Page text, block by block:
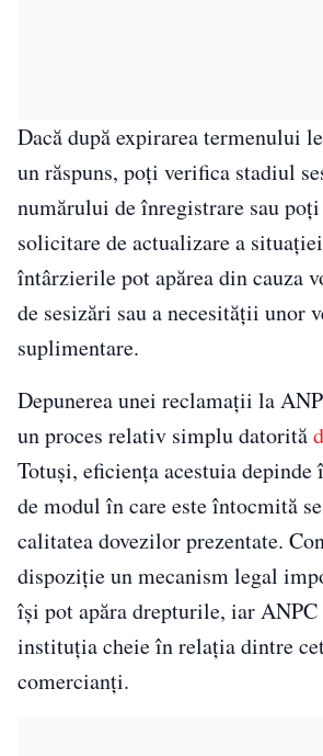
Dacă după expirarea termenului
un răspuns, poți verifica stadiul
numărului de înregistrare sau
solicitare de actualizare a
întârzierile pot apărea din cauza
de sesizări sau a necesității unor
suplimentare.
Depunerea unei reclamații la
un proces relativ simplu datorită
Totuși, eficiența acestuia depinde
de modul în care este întocmită
calitatea dovezilor prezentate.
dispoziție un mecanism legal
își pot apăra drepturile, iar ANPC
instituția cheie în relația dintre
comercianți.